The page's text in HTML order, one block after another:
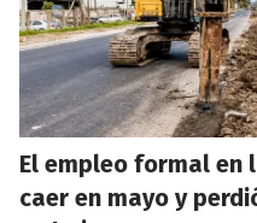
El empleo formal en
caer en mayo y